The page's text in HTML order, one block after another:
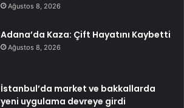
Ağustos 8, 2026
Adana’da Kaza: Çift Hayatını Kaybetti
Ağustos 8, 2026
İstanbul’da market ve bakkallarda
yeni uygulama devreye girdi